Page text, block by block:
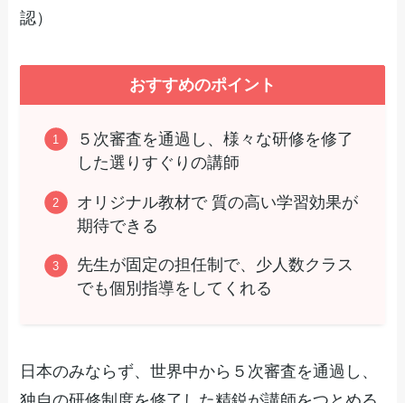
認）
おすすめのポイント
５次審査を通過し、様々な研修を修了
した選りすぐりの講師
オリジナル教材で 質の高い学習効果が
期待できる
先生が固定の担任制で、少人数クラス
でも個別指導をしてくれる
日本のみならず、世界中から５次審査を通過し、